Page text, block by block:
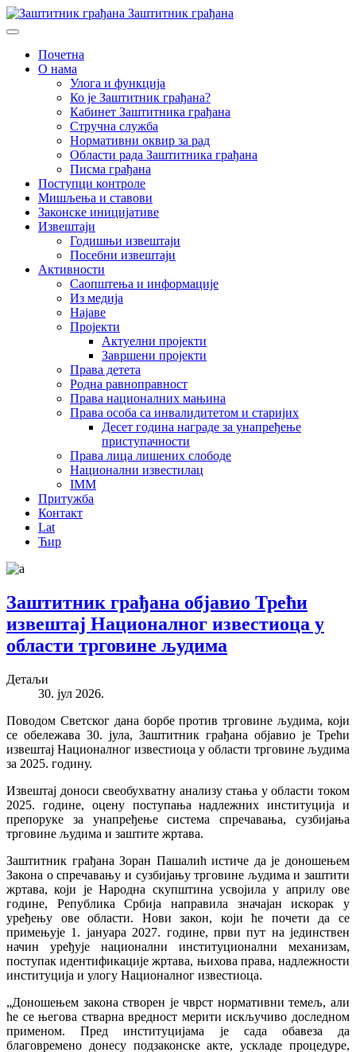
Заштитник грађана
Почетна
О нама
Улога и функција
Ко је Заштитник грађана?
Кабинет Заштитника грађана
Стручна служба
Нормативни оквир за рад
Области рада Заштитника грађана
Писма грађана
Поступци контроле
Мишљења и ставови
Законске иницијативе
Извештаји
Годишњи извештаји
Посебни извештаји
Активности
Саопштења и информације
Из медија
Најаве
Пројекти
Актуелни пројекти
Завршени пројекти
Права детета
Родна равноправност
Права националних мањина
Права особа са инвалидитетом и старијих
Десет година награде за унапређење
приступачности
Права лица лишених слободе
Национални известилац
IMM
Притужба
Контакт
Lat
Ћир
Заштитник грађана објавио Трећи
извештај Националног известиоца у
области трговине људима
Детаљи
30. јул 2026.
Поводом Светског дана борбе против трговине људима, који
се обележава 30. јула, Заштитник грађана објавио је Трећи
извештај Националног известиоца у области трговине људима
за 2025. годину.
Извештај доноси свеобухватну анализу стања у области током
2025. године, оцену поступања надлежних институција и
препоруке за унапређење система спречавања, сузбијања
трговине људима и заштите жртава.
Заштитник грађана Зоран Пашалић истиче да је доношењем
Закона о спречавању и сузбијању трговине људима и заштити
жртава, који је Народна скупштина усвојила у априлу ове
године, Република Србија направила значајан искорак у
уређењу ове области. Нови закон, који ће почети да се
примењује 1. јануара 2027. године, први пут на јединствен
начин уређује национални институционални механизам,
поступак идентификације жртава, њихова права, надлежности
институција и улогу Националног известиоца.
„Доношењем закона створен је чврст нормативни темељ, али
ће се његова стварна вредност мерити искључиво доследном
применом. Пред институцијама је сада обавеза да
благовремено донесу подзаконске акте, ускладе процедуре,